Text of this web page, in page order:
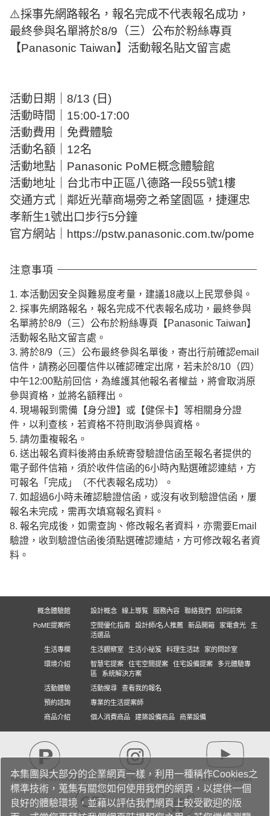
⚠️採事先網路報名，報名完成不代表報名成功，
最終參與名單將於8/9（三）公布於粉絲專頁
【Panasonic Taiwan】活動報名貼文留言處
活動日期｜8/13 (日)
活動時間｜15:00-17:00
活動費用｜免費體驗
活動名額｜12名
活動地點｜Panasonic PoME概念體驗館
活動地址｜台北市中正區八德路一段55號1樓
交通方式｜鄰近光華商場旁之希望園區，捷運忠
孝新生1號出口步行5分鐘
官方網站｜https://pstw.panasonic.com.tw/pome
注意事項
1. 本活動因安全與難易度考量，建議18歲以上民眾參與。
2. 採事先網路報名，報名完成不代表報名成功，最終參與
名單將於8/9（三）公布於粉絲專頁【Panasonic Taiwan】
活動報名貼文留言處。
3. 將於8/9（三）公布最終參與名單後，寄出行前確認email
信件，請務必回覆信件以確認確定出席，若未於8/10（四）
中午12:00點前回信，為維護其他報名者權益，將會取消原
參與資格，並將名額釋出。
4. 現場報到需備【身分證】或【健保卡】等相關身分證
件，以利查核，若資格不符則取消參與資格。
5. 請勿重複報名。
6. 送出報名資料後將由系統寄發驗證信函至報名者提供的
電子郵件信箱，須於收件信函的6小時內點選確認連結，方
可報名「完成」（不代表報名成功）。
7. 如超過6小時未確認驗證信函，或沒有收到驗證信函，屢
報名未完成，需再次填寫報名資料。
8. 報名完成後，如需查詢、修改報名者資料，亦需要Email
驗證，收到驗證信函後須點選確認連結，方可修改報名者資
料。
概念體驗館 設計概念 線上導覧 服務內容 聯絡我們
如何前來
PoME提案所
空間優化指南 設計師/名人推薦 新品開箱 家電食光
生
活選品
生活專欄
生活觀察室 生活小祕笈 料理生活誌
家的問診室
環境介紹
智慧宅提案 住宅空間提案 住宅設備提案
多元體驗專
區
系統解決方案
活動體驗
活動搜尋
查看我的報名
預約諮詢
專業的生活提案師
商品介紹
個人消費商品 建築設備商品 商業設備
本集團與大部分的企業網頁一樣，利用一種稱作Cookies之
標準技術，蒐集有關您如何使用我們的網頁，以提供一個
良好的體驗環境，並藉以評估我們網頁上較受歡迎的版